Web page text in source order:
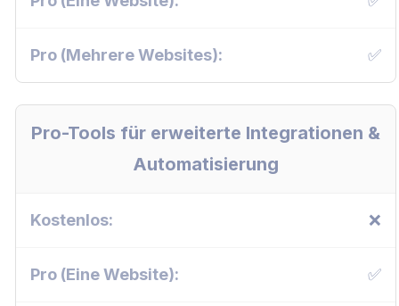
✅
Pro-Tools für erweiterte Integrationen &
Automatisierung
❌
✅